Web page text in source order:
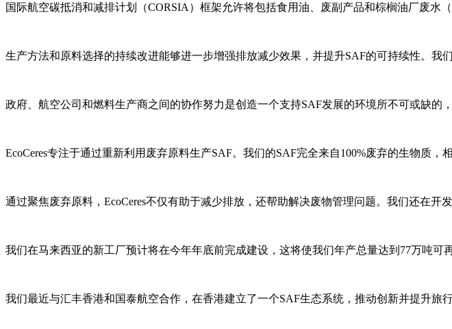
国际航空碳抵消和减排计划（CORSIA）框架允许将包括食用油、废副产品和棕榈油厂废水
生产方法和原料选择的持续改进能够进一步增强排放减少效果，并提升SAF的可持续性。我
政府、航空公司和燃料生产商之间的协作努力是创造一个支持SAF发展的环境所不可或缺的，
EcoCeres专注于通过重新利用废弃原料生产SAF。我们的SAF完全来自100%废弃的生物质，
通过聚焦废弃原料，EcoCeres不仅有助于减少排放，还帮助解决废物管理问题。我们还在开
我们在马来西亚的新工厂预计将在今年年底前完成建设，这将使我们年产总量达到77万吨可
我们最近与汇丰香港和国泰航空合作，在香港建立了一个SAF生态系统，推动创新并提升旅